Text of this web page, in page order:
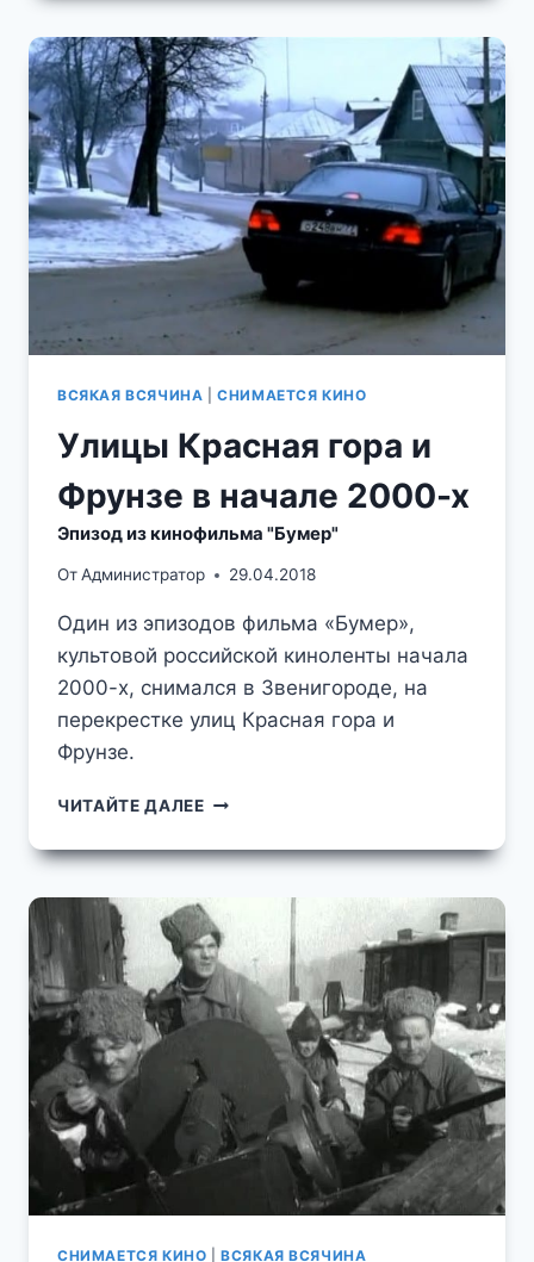
ВЛАСТИ
МАЛОИЗВЕСТНЫЕ
СТРАНИЦЫ
ИСТОРИИ
САВВИНО-
СТОРОЖЕВСКОГО
МОНАСТЫРЯ
В
ЗВЕНИГОРОДЕ
ВСЯКАЯ ВСЯЧИНА |СНИМАЕТСЯ КИНО
Улицы Красная гора и
Фрунзе в начале 2000-х
Эпизод из кинофильма "Бумер"
ОтАдминистратор 29.04.2018
Один из эпизодов фильма «Бумер»,
культовой российской киноленты начала
2000-х, снимался в Звенигороде, на
перекрестке улиц Красная гора и
Фрунзе.
ЧИТАЙТЕ ДАЛЕЕУЛИЦЫ
ГОРА
ФРУНЗЕ
В
НАЧАЛЕ
2000-
Х
ЭПИЗОД
КИНОФИЛЬМА
СНИМАЕТСЯ КИНО |ВСЯКАЯ ВСЯЧИНА